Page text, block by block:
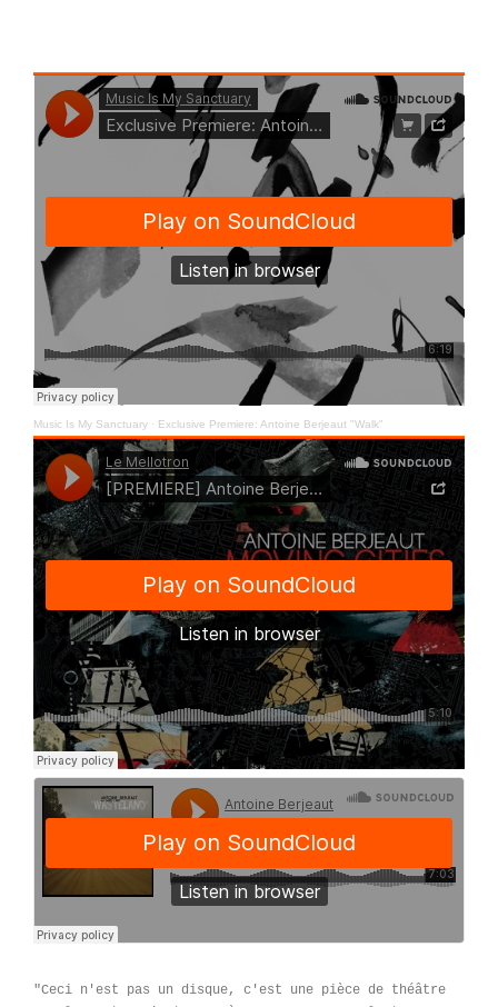
Music Is My Sanctuary · Exclusive Premiere: Antoine Berjeaut "Walk"
"Ceci n'est pas un disque, c'est une pièce de théâtre